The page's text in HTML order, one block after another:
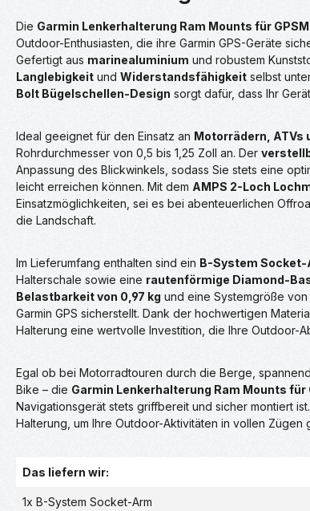
Die Garmin Lenkerhalterung Ram Mounts für
Outdoor-Enthusiasten, die ihre Garmin GPS-Geräte
Gefertigt aus marinealuminium und robustem
Langlebigkeit und Widerstandsfähigkeit selbst
Bolt Bügelschellen-Design sorgt dafür, dass Ihr
Ideal geeignet für den Einsatz an Motorrädern, ATVs
Rohrdurchmesser von 0,5 bis 1,25 Zoll an. Der
Anpassung des Blickwinkels, sodass Sie stets eine
leicht erreichen können. Mit dem AMPS 2-Loch
Einsatzmöglichkeiten, sei es bei abenteuerlichen
die Landschaft.
Im Lieferumfang enthalten sind ein B-System Socket-
Halterschale sowie eine rautenförmige Diamond-
Belastbarkeit von 0,97 kg und eine Systemgröße von
Garmin GPS sicherstellt. Dank der hochwertigen
Halterung eine wertvolle Investition, die Ihre Outdoor-
Egal ob bei Motorradtouren durch die Berge,
Bike – die Garmin Lenkerhalterung Ram Mounts für
Navigationsgerät stets griffbereit und sicher montiert
Halterung, um Ihre Outdoor-Aktivitäten in vollen Zügen
Das liefern wir:
1x B-System Socket-Arm